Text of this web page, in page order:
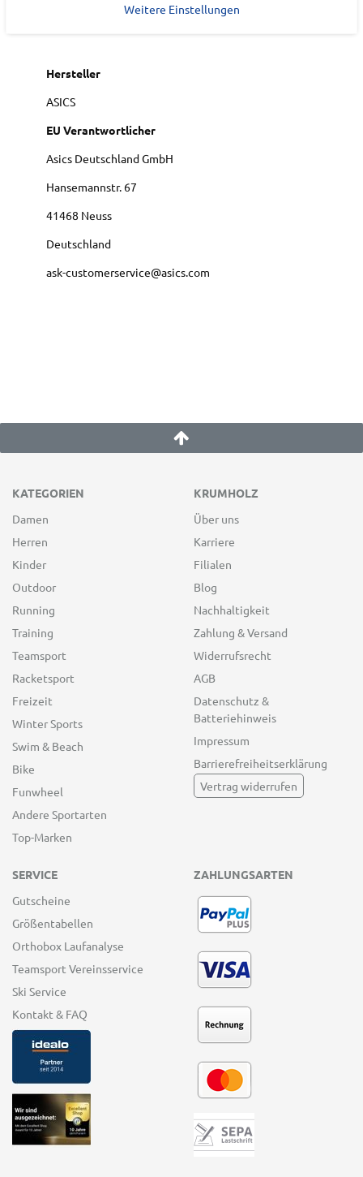
Materialzusammensetzung: Synthetik, Textil
Hersteller
ASICS
EU Verantwortlicher
Asics Deutschland GmbH
Hansemannstr. 67
41468 Neuss
Deutschland
ask-customerservice@asics.com
KATEGORIEN
Damen
Herren
Kinder
Outdoor
Running
Training
Teamsport
Racketsport
Freizeit
Winter Sports
Swim & Beach
Bike
Funwheel
Andere Sportarten
Top-Marken
KRUMHOLZ
Über uns
Karriere
Filialen
Blog
Nachhaltigkeit
Zahlung & Versand
Widerrufsrecht
AGB
Datenschutz &
Batteriehinweis
Impressum
Barrierefreiheitserklärung
Vertrag widerrufen
SERVICE
Gutscheine
Größentabellen
Orthobox Laufanalyse
Teamsport Vereinsservice
Ski Service
Kontakt & FAQ
ZAHLUNGSARTEN
Weitere Einstellungen